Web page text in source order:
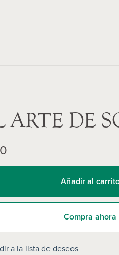
ARTE DE
Añadir al
Compra ahora
a la lista de deseos